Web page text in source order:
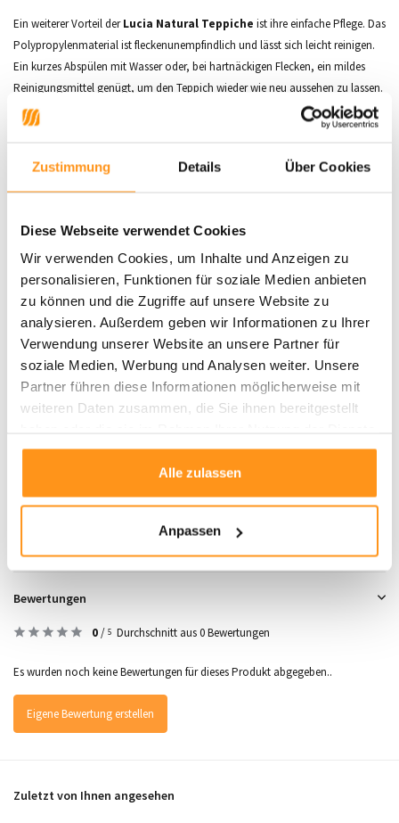
Zustimmung Details Über Cookies
Diese Webseite verwendet Cookies
Wir verwenden Cookies, um Inhalte und Anzeigen zu
personalisieren, Funktionen für soziale Medien anbieten
zu können und die Zugriffe auf unsere Website zu
analysieren. Außerdem geben wir Informationen zu Ihrer
Verwendung unserer Website an unsere Partner für
soziale Medien, Werbung und Analysen weiter. Unsere
Partner führen diese Informationen möglicherweise mit
weiteren Daten zusammen, die Sie ihnen bereitgestellt
gesammelt haben.
Alle zulassen
Anpassen
Ein weiterer Vorteil derLucia Natural Teppiche ist ihre einfache Pflege. Das
Polypropylenmaterial ist fleckenunempfindlich und lässt sich leicht reinigen.
Ein kurzes Abspülen mit Wasser oder, bei hartnäckigen Flecken, ein mildes
Reinigungsmittel genügt, um den Teppich wieder wie neu aussehen zu lassen.
DerLucia Natural Teppich
vereint Funktionalität und Stil und ist damit ein
Material:100% PP Heat-Set Friese
Maschinengewebt
Geeignet für Fußbodenheizung
Schalldämmend
Einfache Pflege
Gewicht: +/- 1600 g/m²
Antistatisch
Das gezeigte Bild zeigt die Größe 160x230 cm
SKU 9507664761731
Bewertungen
0/ 5 Durchschnitt aus 0 Bewertungen
Es wurden noch keine Bewertungen für dieses Produkt abgegeben..
Eigene Bewertung erstellen
Zuletzt von Ihnen angesehen